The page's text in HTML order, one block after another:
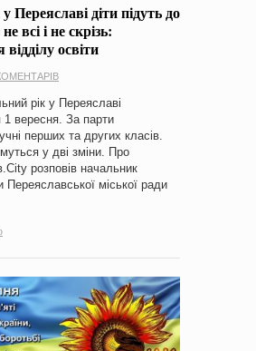
Переяславі діти підуть до
всі і не скрізь:
відділу освіти
рік у Переяславі
1 вересня. За парти
перших та других класів.
у дві зміни. Про
розповів начальник
Переяславської міської ради